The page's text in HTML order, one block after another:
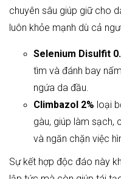
chuyên sâu giúp giữ cho
luôn khỏe mạnh dù cả
Selenium Disulfit
tìm và đánh bay
ngứa da đầu.
Climbazol 2% loại
gàu, giúp làm sạch,
và ngăn chặn việc
Sự kết hợp độc đáo này